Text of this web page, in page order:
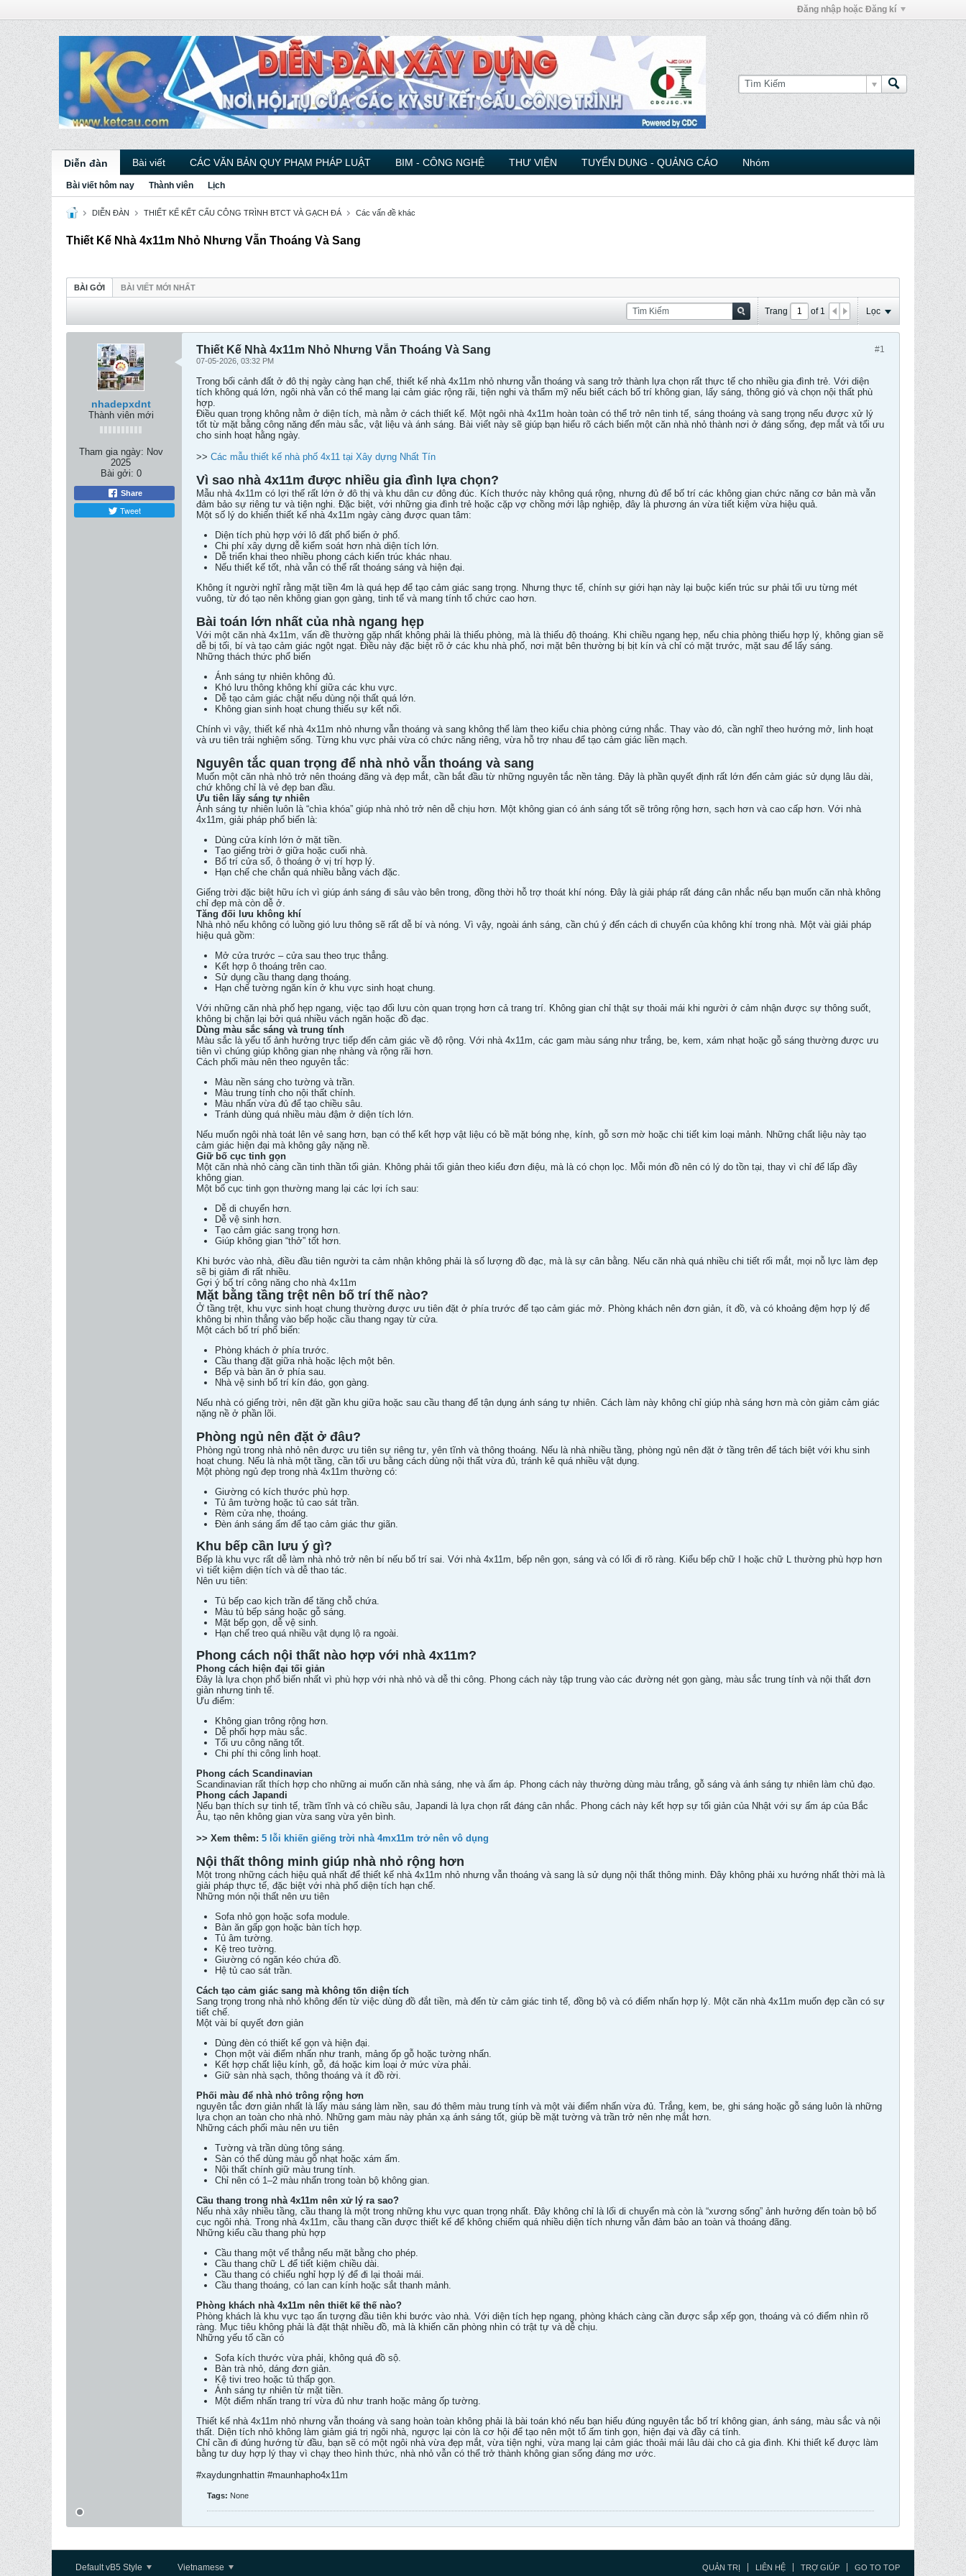
Đăng nhập hoặc Đăng kí
Diễn đàn Bài viết CÁC VĂN BẢN QUY PHẠM PHÁP LUẬT BIM - CÔNG NGHỆ THƯ VIỆN TUYỂN DỤNG - QUẢNG CÁO Nhóm
Bài viết hôm nay Thành viên Lịch
DIỄN ĐÀN THIẾT KẾ KẾT CẤU CÔNG TRÌNH BTCT VÀ GẠCH ĐÁ Các vấn đề khác
Thiết Kế Nhà 4x11m Nhỏ Nhưng Vẫn Thoáng Và Sang
BÀI GỞI BÀI VIẾT MỚI NHẤT
Trang of 1 Lọc
nhadepxdnt
Thành viên mới
Tham gia ngày: Nov
2025
Bài gởi: 0
Share
Tweet
#1
Thiết Kế Nhà 4x11m Nhỏ Nhưng Vẫn Thoáng Và Sang
07-05-2026, 03:32 PM
Trong bối cảnh đất ở đô thị ngày càng hạn chế, thiết kế nhà 4x11m nhỏ nhưng vẫn thoáng và sang trở thành lựa chọn rất thực tế cho nhiều gia đình trẻ. Với diện
tích không quá lớn, ngôi nhà vẫn có thể mang lại cảm giác rộng rãi, tiện nghi và thẩm mỹ nếu biết cách bố trí không gian, lấy sáng, thông gió và chọn nội thất phù
hợp.
Điều quan trọng không nằm ở diện tích, mà nằm ở cách thiết kế. Một ngôi nhà 4x11m hoàn toàn có thể trở nên tinh tế, sáng thoáng và sang trọng nếu được xử lý
tốt từ mặt bằng công năng đến màu sắc, vật liệu và ánh sáng. Bài viết này sẽ giúp bạn hiểu rõ cách biến một căn nhà nhỏ thành nơi ở đáng sống, đẹp mắt và tối ưu
cho sinh hoạt hằng ngày.
>> Các mẫu thiết kế nhà phố 4x11 tại Xây dựng Nhất Tín
Vì sao nhà 4x11m được nhiều gia đình lựa chọn?
Mẫu nhà 4x11m có lợi thế rất lớn ở đô thị và khu dân cư đông đúc. Kích thước này không quá rộng, nhưng đủ để bố trí các không gian chức năng cơ bản mà vẫn
đảm bảo sự riêng tư và tiện nghi. Đặc biệt, với những gia đình trẻ hoặc cặp vợ chồng mới lập nghiệp, đây là phương án vừa tiết kiệm vừa hiệu quả.
Một số lý do khiến thiết kế nhà 4x11m ngày càng được quan tâm:
Diện tích phù hợp với lô đất phổ biến ở phố.
Chi phí xây dựng dễ kiểm soát hơn nhà diện tích lớn.
Dễ triển khai theo nhiều phong cách kiến trúc khác nhau.
Nếu thiết kế tốt, nhà vẫn có thể rất thoáng sáng và hiện đại.
Không ít người nghĩ rằng mặt tiền 4m là quá hẹp để tạo cảm giác sang trọng. Nhưng thực tế, chính sự giới hạn này lại buộc kiến trúc sư phải tối ưu từng mét
vuông, từ đó tạo nên không gian gọn gàng, tinh tế và mang tính tổ chức cao hơn.
Bài toán lớn nhất của nhà ngang hẹp
Với một căn nhà 4x11m, vấn đề thường gặp nhất không phải là thiếu phòng, mà là thiếu độ thoáng. Khi chiều ngang hẹp, nếu chia phòng thiếu hợp lý, không gian sẽ
dễ bị tối, bí và tạo cảm giác ngột ngạt. Điều này đặc biệt rõ ở các khu nhà phố, nơi mặt bên thường bị bịt kín và chỉ có mặt trước, mặt sau để lấy sáng.
Những thách thức phổ biến
Ánh sáng tự nhiên không đủ.
Khó lưu thông không khí giữa các khu vực.
Dễ tạo cảm giác chật nếu dùng nội thất quá lớn.
Không gian sinh hoạt chung thiếu sự kết nối.
Chính vì vậy, thiết kế nhà 4x11m nhỏ nhưng vẫn thoáng và sang không thể làm theo kiểu chia phòng cứng nhắc. Thay vào đó, cần nghĩ theo hướng mở, linh hoạt
và ưu tiên trải nghiệm sống. Từng khu vực phải vừa có chức năng riêng, vừa hỗ trợ nhau để tạo cảm giác liền mạch.
Nguyên tắc quan trọng để nhà nhỏ vẫn thoáng và sang
Muốn một căn nhà nhỏ trở nên thoáng đãng và đẹp mắt, cần bắt đầu từ những nguyên tắc nền tảng. Đây là phần quyết định rất lớn đến cảm giác sử dụng lâu dài,
chứ không chỉ là vẻ đẹp ban đầu.
Ưu tiên lấy sáng tự nhiên
Ánh sáng tự nhiên luôn là “chìa khóa” giúp nhà nhỏ trở nên dễ chịu hơn. Một không gian có ánh sáng tốt sẽ trông rộng hơn, sạch hơn và cao cấp hơn. Với nhà
4x11m, giải pháp phổ biến là:
Dùng cửa kính lớn ở mặt tiền.
Tạo giếng trời ở giữa hoặc cuối nhà.
Bố trí cửa sổ, ô thoáng ở vị trí hợp lý.
Hạn chế che chắn quá nhiều bằng vách đặc.
Giếng trời đặc biệt hữu ích vì giúp ánh sáng đi sâu vào bên trong, đồng thời hỗ trợ thoát khí nóng. Đây là giải pháp rất đáng cân nhắc nếu bạn muốn căn nhà không
chỉ đẹp mà còn dễ ở.
Tăng đối lưu không khí
Nhà nhỏ nếu không có luồng gió lưu thông sẽ rất dễ bí và nóng. Vì vậy, ngoài ánh sáng, cần chú ý đến cách di chuyển của không khí trong nhà. Một vài giải pháp
hiệu quả gồm:
Mở cửa trước – cửa sau theo trục thẳng.
Kết hợp ô thoáng trên cao.
Sử dụng cầu thang dạng thoáng.
Hạn chế tường ngăn kín ở khu vực sinh hoạt chung.
Với những căn nhà phố hẹp ngang, việc tạo đối lưu còn quan trọng hơn cả trang trí. Không gian chỉ thật sự thoải mái khi người ở cảm nhận được sự thông suốt,
không bị chặn lại bởi quá nhiều vách ngăn hoặc đồ đạc.
Dùng màu sắc sáng và trung tính
Màu sắc là yếu tố ảnh hưởng trực tiếp đến cảm giác về độ rộng. Với nhà 4x11m, các gam màu sáng như trắng, be, kem, xám nhạt hoặc gỗ sáng thường được ưu
tiên vì chúng giúp không gian nhẹ nhàng và rộng rãi hơn.
Cách phối màu nên theo nguyên tắc:
Màu nền sáng cho tường và trần.
Màu trung tính cho nội thất chính.
Màu nhấn vừa đủ để tạo chiều sâu.
Tránh dùng quá nhiều màu đậm ở diện tích lớn.
Nếu muốn ngôi nhà toát lên vẻ sang hơn, bạn có thể kết hợp vật liệu có bề mặt bóng nhẹ, kính, gỗ sơn mờ hoặc chi tiết kim loại mảnh. Những chất liệu này tạo
cảm giác hiện đại mà không gây nặng nề.
Giữ bố cục tinh gọn
Một căn nhà nhỏ càng cần tinh thần tối giản. Không phải tối giản theo kiểu đơn điệu, mà là có chọn lọc. Mỗi món đồ nên có lý do tồn tại, thay vì chỉ để lấp đầy
không gian.
Một bố cục tinh gọn thường mang lại các lợi ích sau:
Dễ di chuyển hơn.
Dễ vệ sinh hơn.
Tạo cảm giác sang trọng hơn.
Giúp không gian “thở” tốt hơn.
Khi bước vào nhà, điều đầu tiên người ta cảm nhận không phải là số lượng đồ đạc, mà là sự cân bằng. Nếu căn nhà quá nhiều chi tiết rối mắt, mọi nỗ lực làm đẹp
sẽ bị giảm đi rất nhiều.
Gợi ý bố trí công năng cho nhà 4x11m
Mặt bằng tầng trệt nên bố trí thế nào?
Ở tầng trệt, khu vực sinh hoạt chung thường được ưu tiên đặt ở phía trước để tạo cảm giác mở. Phòng khách nên đơn giản, ít đồ, và có khoảng đệm hợp lý để
không bị nhìn thẳng vào bếp hoặc cầu thang ngay từ cửa.
Một cách bố trí phổ biến:
Phòng khách ở phía trước.
Cầu thang đặt giữa nhà hoặc lệch một bên.
Bếp và bàn ăn ở phía sau.
Nhà vệ sinh bố trí kín đáo, gọn gàng.
Nếu nhà có giếng trời, nên đặt gần khu giữa hoặc sau cầu thang để tận dụng ánh sáng tự nhiên. Cách làm này không chỉ giúp nhà sáng hơn mà còn giảm cảm giác
nặng nề ở phần lõi.
Phòng ngủ nên đặt ở đâu?
Phòng ngủ trong nhà nhỏ nên được ưu tiên sự riêng tư, yên tĩnh và thông thoáng. Nếu là nhà nhiều tầng, phòng ngủ nên đặt ở tầng trên để tách biệt với khu sinh
hoạt chung. Nếu là nhà một tầng, cần tối ưu bằng cách dùng nội thất vừa đủ, tránh kê quá nhiều vật dụng.
Một phòng ngủ đẹp trong nhà 4x11m thường có:
Giường có kích thước phù hợp.
Tủ âm tường hoặc tủ cao sát trần.
Rèm cửa nhẹ, thoáng.
Đèn ánh sáng ấm để tạo cảm giác thư giãn.
Khu bếp cần lưu ý gì?
Bếp là khu vực rất dễ làm nhà nhỏ trở nên bí nếu bố trí sai. Với nhà 4x11m, bếp nên gọn, sáng và có lối đi rõ ràng. Kiểu bếp chữ I hoặc chữ L thường phù hợp hơn
vì tiết kiệm diện tích và dễ thao tác.
Nên ưu tiên:
Tủ bếp cao kịch trần để tăng chỗ chứa.
Màu tủ bếp sáng hoặc gỗ sáng.
Mặt bếp gọn, dễ vệ sinh.
Hạn chế treo quá nhiều vật dụng lộ ra ngoài.
Phong cách nội thất nào hợp với nhà 4x11m?
Phong cách hiện đại tối giản
Đây là lựa chọn phổ biến nhất vì phù hợp với nhà nhỏ và dễ thi công. Phong cách này tập trung vào các đường nét gọn gàng, màu sắc trung tính và nội thất đơn
giản nhưng tinh tế.
Ưu điểm:
Không gian trông rộng hơn.
Dễ phối hợp màu sắc.
Tối ưu công năng tốt.
Chi phí thi công linh hoạt.
Phong cách Scandinavian
Scandinavian rất thích hợp cho những ai muốn căn nhà sáng, nhẹ và ấm áp. Phong cách này thường dùng màu trắng, gỗ sáng và ánh sáng tự nhiên làm chủ đạo.
Phong cách Japandi
Nếu bạn thích sự tinh tế, trầm tĩnh và có chiều sâu, Japandi là lựa chọn rất đáng cân nhắc. Phong cách này kết hợp sự tối giản của Nhật với sự ấm áp của Bắc
Âu, tạo nên không gian vừa sang vừa yên bình.
>> Xem thêm: 5 lỗi khiến giếng trời nhà 4mx11m trở nên vô dụng
Nội thất thông minh giúp nhà nhỏ rộng hơn
Một trong những cách hiệu quả nhất để thiết kế nhà 4x11m nhỏ nhưng vẫn thoáng và sang là sử dụng nội thất thông minh. Đây không phải xu hướng nhất thời mà là
giải pháp thực tế, đặc biệt với nhà phố diện tích hạn chế.
Những món nội thất nên ưu tiên
Sofa nhỏ gọn hoặc sofa module.
Bàn ăn gấp gọn hoặc bàn tích hợp.
Tủ âm tường.
Kệ treo tường.
Giường có ngăn kéo chứa đồ.
Hệ tủ cao sát trần.
Cách tạo cảm giác sang mà không tốn diện tích
Sang trọng trong nhà nhỏ không đến từ việc dùng đồ đắt tiền, mà đến từ cảm giác tinh tế, đồng bộ và có điểm nhấn hợp lý. Một căn nhà 4x11m muốn đẹp cần có sự
tiết chế.
Một vài bí quyết đơn giản
Dùng đèn có thiết kế gọn và hiện đại.
Chọn một vài điểm nhấn như tranh, mảng ốp gỗ hoặc tường nhấn.
Kết hợp chất liệu kính, gỗ, đá hoặc kim loại ở mức vừa phải.
Giữ sàn nhà sạch, thông thoáng và ít đồ rời.
Phối màu để nhà nhỏ trông rộng hơn
nguyên tắc đơn giản nhất là lấy màu sáng làm nền, sau đó thêm màu trung tính và một vài điểm nhấn vừa đủ. Trắng, kem, be, ghi sáng hoặc gỗ sáng luôn là những
lựa chọn an toàn cho nhà nhỏ. Những gam màu này phản xạ ánh sáng tốt, giúp bề mặt tường và trần trở nên nhẹ mắt hơn.
Những cách phối màu nên ưu tiên
Tường và trần dùng tông sáng.
Sàn có thể dùng màu gỗ nhạt hoặc xám ấm.
Nội thất chính giữ màu trung tính.
Chỉ nên có 1–2 màu nhấn trong toàn bộ không gian.
Cầu thang trong nhà 4x11m nên xử lý ra sao?
Nếu nhà xây nhiều tầng, cầu thang là một trong những khu vực quan trọng nhất. Đây không chỉ là lối di chuyển mà còn là “xương sống” ảnh hưởng đến toàn bộ bố
cục ngôi nhà. Trong nhà 4x11m, cầu thang cần được thiết kế để không chiếm quá nhiều diện tích nhưng vẫn đảm bảo an toàn và thoáng đãng.
Những kiểu cầu thang phù hợp
Cầu thang một vế thẳng nếu mặt bằng cho phép.
Cầu thang chữ L để tiết kiệm chiều dài.
Cầu thang có chiếu nghỉ hợp lý để đi lại thoải mái.
Cầu thang thoáng, có lan can kính hoặc sắt thanh mảnh.
Phòng khách nhà 4x11m nên thiết kế thế nào?
Phòng khách là khu vực tạo ấn tượng đầu tiên khi bước vào nhà. Với diện tích hẹp ngang, phòng khách càng cần được sắp xếp gọn, thoáng và có điểm nhìn rõ
ràng. Mục tiêu không phải là đặt thật nhiều đồ, mà là khiến căn phòng nhìn có trật tự và dễ chịu.
Những yếu tố cần có
Sofa kích thước vừa phải, không quá đồ sộ.
Bàn trà nhỏ, dáng đơn giản.
Kệ tivi treo hoặc tủ thấp gọn.
Ánh sáng tự nhiên từ mặt tiền.
Một điểm nhấn trang trí vừa đủ như tranh hoặc mảng ốp tường.
Thiết kế nhà 4x11m nhỏ nhưng vẫn thoáng và sang hoàn toàn không phải là bài toán khó nếu bạn hiểu đúng nguyên tắc bố trí không gian, ánh sáng, màu sắc và nội
thất. Diện tích nhỏ không làm giảm giá trị ngôi nhà, ngược lại còn là cơ hội để tạo nên một tổ ấm tinh gọn, hiện đại và đầy cá tính.
Chỉ cần đi đúng hướng từ đầu, bạn sẽ có một ngôi nhà vừa đẹp mắt, vừa tiện nghi, vừa mang lại cảm giác thoải mái lâu dài cho cả gia đình. Khi thiết kế được làm
bằng tư duy hợp lý thay vì chạy theo hình thức, nhà nhỏ vẫn có thể trở thành không gian sống đáng mơ ước.
#xaydungnhattin #maunhapho4x11m
Tags: None
Default vB5 Style Vietnamese QUẢN TRỊ LIÊN HỆ TRỢ GIÚP GO TO TOP